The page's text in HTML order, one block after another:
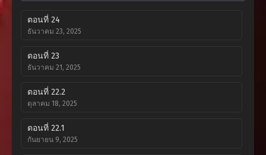
ตอนที่ 24
ธันวาคม 23, 2025
ตอนที่ 23
ธันวาคม 21, 2025
ตอนที่ 22.2
ตุลาคม 18, 2025
ตอนที่ 22.1
กันยายน 9, 2025